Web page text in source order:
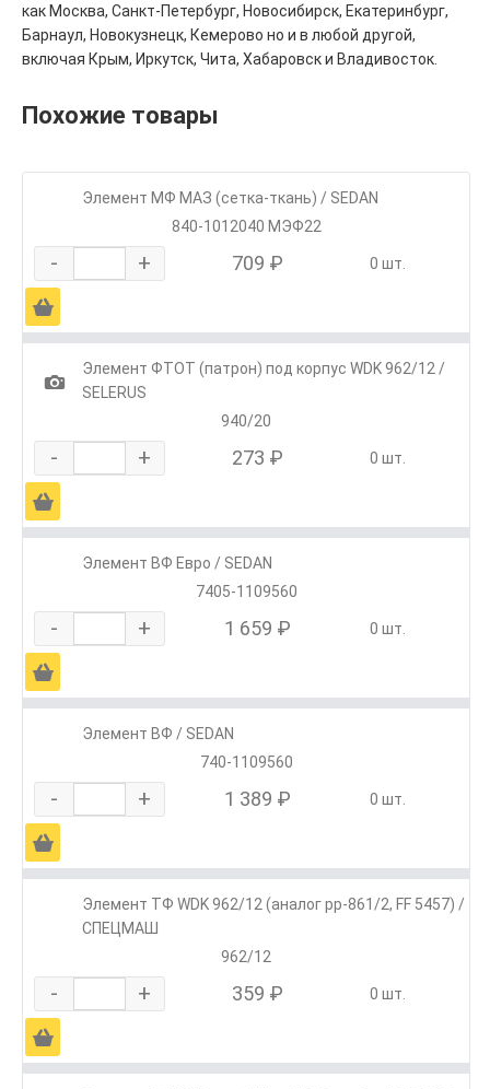
как Москва, Санкт-Петербург, Новосибирск, Екатеринбург,
Барнаул, Новокузнецк, Кемерово но и в любой другой,
включая Крым, Иркутск, Чита, Хабаровск и Владивосток.
Похожие товары
Элемент МФ МАЗ (сетка-ткань) / SEDAN
840-1012040 МЭФ22
- + 709 ₽ 0 шт.
Ä
1
Элемент ФТОТ (патрон) под корпус WDK 962/12 /
SELERUS
940/20
- + 273 ₽ 0 шт.
Ä
Элемент ВФ Евро / SEDAN
7405-1109560
- + 1 659 ₽ 0 шт.
Ä
Элемент ВФ / SEDAN
740-1109560
- + 1 389 ₽ 0 шт.
Ä
Элемент ТФ WDK 962/12 (аналог pp-861/2, FF 5457) /
СПЕЦМАШ
962/12
- + 359 ₽ 0 шт.
Ä